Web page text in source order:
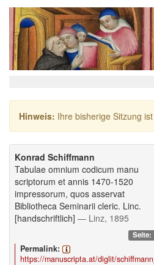
Hinweis: Ihre bisherige Sitzung
Konrad Schiffmann
Tabulae omnium codicum manu
scriptorum et annis 1470-1520
impressorum, quos asservat
Bibliotheca Seminarii cleric. Linc.
[handschriftlich] — Linz, 1895
Seite:
Permalink:
https://manuscripta.at/diglit/